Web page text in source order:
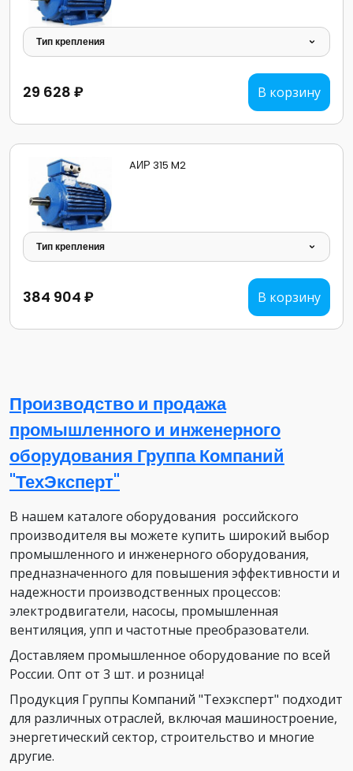
Тип крепления
29 628 ₽ В корзину
AИР 315 M2
Тип крепления
384 904 ₽ В корзину
Производство и продажа
промышленного и инженерного
оборудования Группа Компаний
"ТехЭксперт"
В нашем каталоге оборудования российского
производителя вы можете купить широкий выбор
промышленного и инженерного оборудования,
предназначенного для повышения эффективности и
надежности производственных процессов:
электродвигатели, насосы, промышленная
вентиляция, упп и частотные преобразователи.
Доставляем промышленное оборудование по всей
России. Опт от 3 шт. и розница!
Продукция Группы Компаний "Техэксперт" подходит
для различных отраслей, включая машиностроение,
энергетический сектор, строительство и многие
другие.